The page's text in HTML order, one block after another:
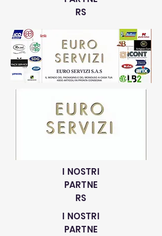
RS
I NOSTRI
PARTNE
RS
I NOSTRI
PARTNE